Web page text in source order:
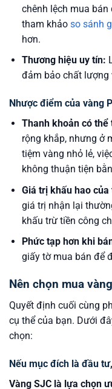
chênh lệch mua bán
tham khảo so sánh
hơn.
Thương hiệu uy tín:
đảm bảo chất lượng
Nhược điểm của vàng
Thanh khoản có thể
rộng khắp, nhưng ở
tiệm vàng nhỏ lẻ,
không thuận tiện
Giá trị khấu hao
giá trị nhận lại
khấu trừ tiền công
Phức tạp hơn khi
giấy tờ mua bán để
Nên chọn mua
Quyết định cuối cùng
cụ thể của bạn. Dưới
chọn:
Nếu mục đích là đầu
Vàng SJC là lựa chọn